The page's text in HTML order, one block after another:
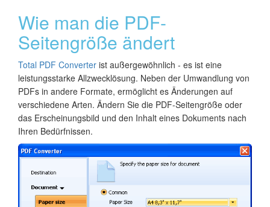
Wie man die PDF-
Seitengröße ändert
Total PDF Converter ist außergewöhnlich - es ist eine
leistungsstarke Allzwecklösung. Neben der Umwandlung von
PDFs in andere Formate, ermöglicht es Änderungen auf
verschiedene Arten. Ändern Sie die PDF-Seitengröße oder
das Erscheinungsbild und den Inhalt eines Dokuments nach
Ihren Bedürfnissen.